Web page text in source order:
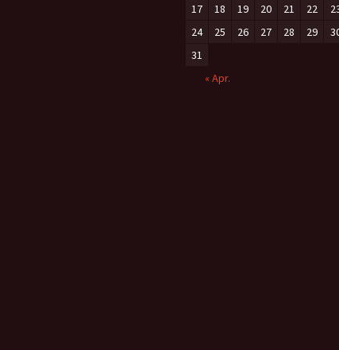
17
18 19 20 21 22
24
25 26 27 28 29
31
« Apr.